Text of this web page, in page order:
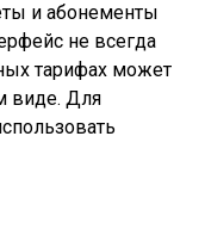
и абонементы
не всегда
тарифах может
виде. Для